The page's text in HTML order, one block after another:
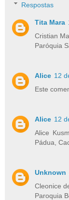
Respostas
Tita Mara
Cristian
Paróquia
Alice 12
Este
Alice 12
Alice
Pádua,
Unknown
Cleonice
Paroquia